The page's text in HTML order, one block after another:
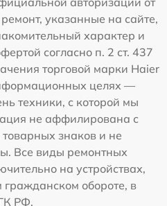
указанные на сайте,
характер и
согласно п. 2 ст. 437
торговой марки Haier
целях —
техники, с которой мы
не аффилирована с
знаков и не
Все виды ремонтных
на устройствах,
обороте, в
РФ.